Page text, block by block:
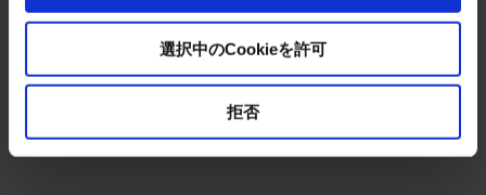
選択中のCookieを許可
拒否
ソリューション
導入事例